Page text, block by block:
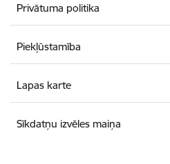
Privātuma politika
Piekļūstamība
Lapas karte
Sīkdatņu izvēles maiņa